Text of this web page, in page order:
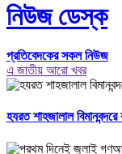
নিউজ ডেস্ক
প্রতিবেদকের সকল নিউজ
এ জাতীয় আরো খবর
হযরত শাহজালাল